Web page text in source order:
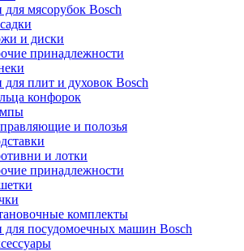
для мясорубок Bosch
и диски
принадлежности
для плит и духовок Bosch
конфорок
и полозья
и лотки
принадлежности
комплекты
для посудомоечных машин Bosch